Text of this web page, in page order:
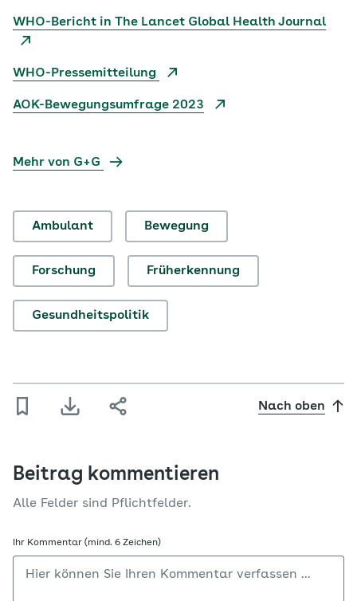
WHO-Bericht in The Lancet Global Health Journal
WHO-Pressemitteilung
AOK-Bewegungsumfrage 2023
Mehr von G+G
Ambulant Bewegung
Forschung Früherkennung
Gesundheitspolitik
Nach oben
Beitrag kommentieren
Alle Felder sind Pflichtfelder.
Ihr Kommentar (mind. 6 Zeichen)